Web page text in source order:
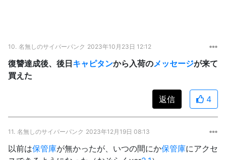
10. 名無しのサイバーパンク 2023年10月23日 12:12
復讐達成後、後日キャピタンから入荷のメッセージが来て
買えた
返信 4
11. 名無しのサイバーパンク 2023年12月19日 08:13
以前は保管庫が無かったが、いつの間にか保管庫にアクセ